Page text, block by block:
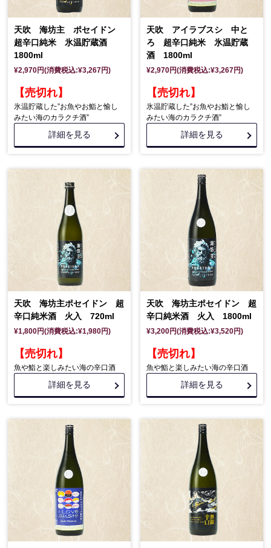
天吹 海坊主 ポセイドン
超辛口純米 氷温貯蔵酒
1800ml
¥2,970円(消費税込:¥3,267円)
【売切れ】
氷温貯蔵した”お魚やお鮨と愉し
みたい海のカラクチ酒”
詳細を見る
天吹 アイラブスシ 中と
ろ 超辛口純米 氷温貯蔵
酒 1800ml
¥2,970円(消費税込:¥3,267円)
【売切れ】
氷温貯蔵した”お魚やお鮨と愉し
みたい海のカラクチ酒”
詳細を見る
天吹 海坊主ポセイドン 超
辛口純米酒 火入 720ml
¥1,800円(消費税込:¥1,980円)
【売切れ】
魚や鮨と楽しみたい海の辛口酒
詳細を見る
天吹 海坊主ポセイドン 超
辛口純米酒 火入 1800ml
¥3,200円(消費税込:¥3,520円)
【売切れ】
魚や鮨と楽しみたい海の辛口酒
詳細を見る